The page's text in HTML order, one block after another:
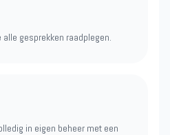
gesprekken raadplegen.
in eigen beheer met een